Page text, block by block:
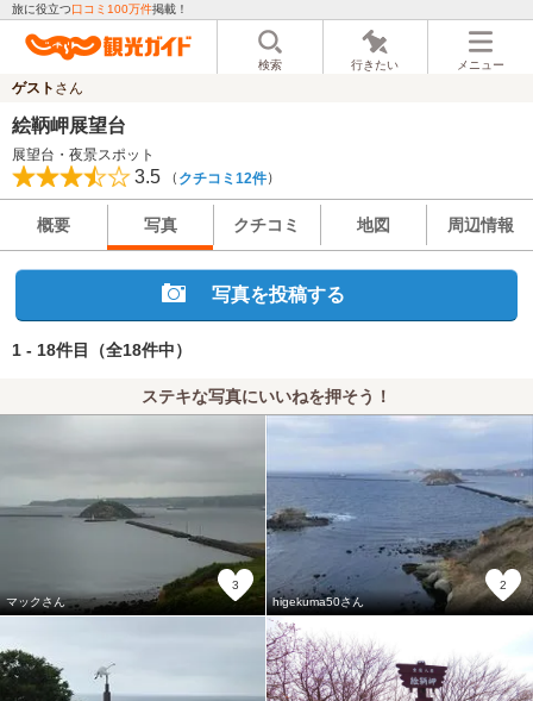
旅に役立つ口コミ100万件掲載！
検索 行きたい メニュー
ゲスト さん
絵鞆岬展望台
展望台・夜景スポット
3.5 （ クチコミ12件）
概要 写真 クチコミ 地図 周辺情報
写真を投稿する
1 - 18件目 （全18件中）
ステキな写真にいいねを押そう！
マックさん
3
higekuma50さん
2